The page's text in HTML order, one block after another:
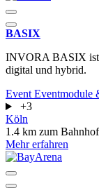
BASIX
INVORA BASIX ist
digital und hybrid.
Event Eventmodule
+3
Köln
1.4 km zum Bahnhof
Mehr erfahren